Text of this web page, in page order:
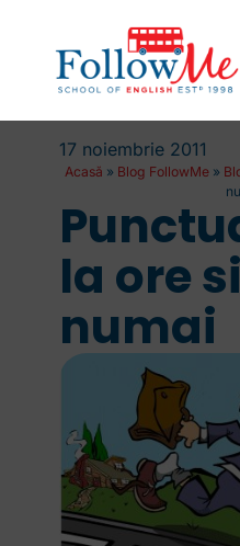
17 noiembrie 2011
Acasă » Blog FollowMe»
la ore
numai